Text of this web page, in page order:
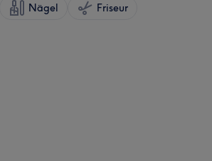
Nägel Friseur